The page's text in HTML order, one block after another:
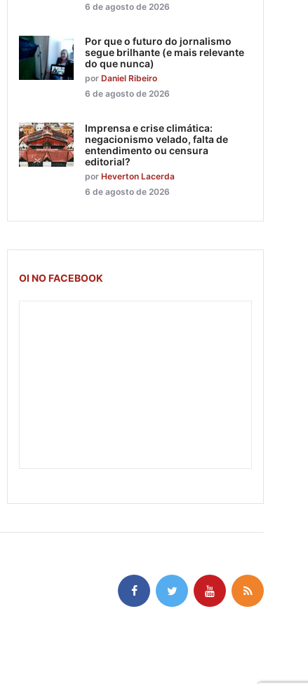
6 de agosto de 2026
Por que o futuro do jornalismo
segue brilhante (e mais relevante
do que nunca)
por Daniel Ribeiro
6 de agosto de 2026
Imprensa e crise climática:
negacionismo velado, falta de
entendimento ou censura
editorial?
por Heverton Lacerda
6 de agosto de 2026
OI NO FACEBOOK